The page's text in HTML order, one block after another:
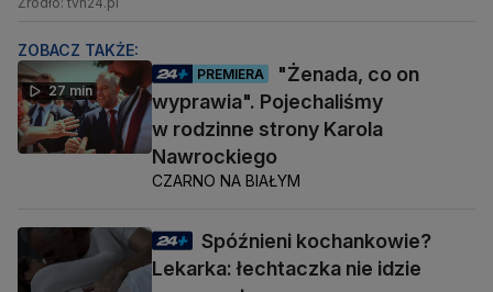
ZOBACZ TAKŻE:
27 min
PREMIERA
"Żenada, co on
wyprawia". Pojechaliśmy
w rodzinne strony Karola
Nawrockiego
CZARNO NA BIAŁYM
Spóźnieni kochankowie?
Lekarka: łechtaczka nie idzie